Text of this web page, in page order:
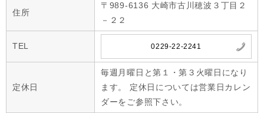
住所
〒989-6136 大崎市古川穂波３丁目２
－２２
TEL 0229-22-2241
定休日
毎週月曜日と第１・第３火曜日になり
ます。 定休日については営業日カレン
ダーをご参照下さい。